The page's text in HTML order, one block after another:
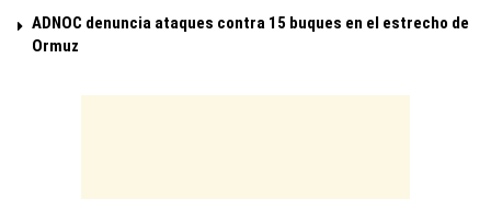
ADNOC denuncia ataques contra 15 buques en el estrecho de
Ormuz